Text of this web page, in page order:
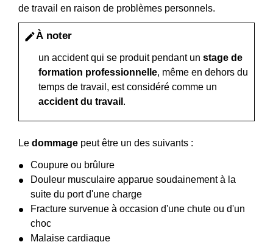
de travail en raison de problèmes personnels.
editÀ noter
un accident qui se produit pendant un stage de
formation professionnelle, même en dehors du
temps de travail, est considéré comme un
accident du travail .
Le dommage peut être un des suivants :
Coupure ou brûlure
Douleur musculaire apparue soudainement à la
suite du port d'une charge
Fracture survenue à occasion d'une chute ou d'un
choc
Malaise cardiaque